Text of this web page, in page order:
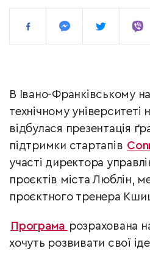
В Івано-Франківському
технічному університеті
відбулася презентація
підтримки стартапів
участі директора
проєктів міста Люблін,
проєктного тренера
Програма розрахована
хочуть розвивати свої